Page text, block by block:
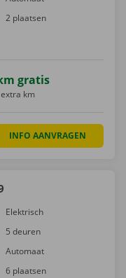
2 plaatsen
gratis
km
INFO AANVRAGEN
Elektrisch
5 deuren
Automaat
6 plaatsen